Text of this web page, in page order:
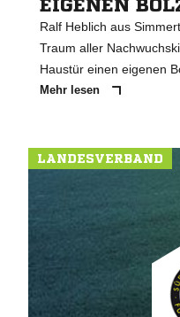
EIGENEN
Ralf Heblich aus
Traum aller
Haustür einen eigenen
Mehr lesen
LANDESVERBAND